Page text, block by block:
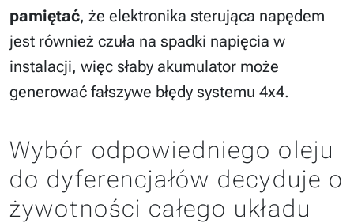
pamiętać, że elektronika sterująca napędem
jest również czuła na spadki napięcia w
instalacji, więc słaby akumulator może
generować fałszywe błędy systemu 4x4.
Wybór odpowiedniego oleju
do dyferencjałów decyduje o
żywotności całego układu